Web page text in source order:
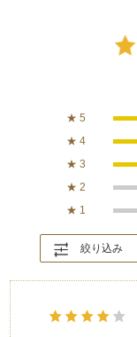
★ 5
★ 4
★ 3
★ 2
★ 1
絞り込み